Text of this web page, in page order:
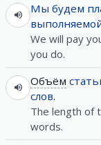
Мы будем
We will pay
you do.
Объём
слов.
The length of
words.